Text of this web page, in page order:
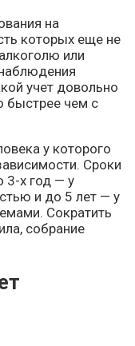
на
которых еще не
или
учет довольно
быстрее чем с
у которого
Сроки
3-х год — у
и до 5 лет — у
Сократить
собрание